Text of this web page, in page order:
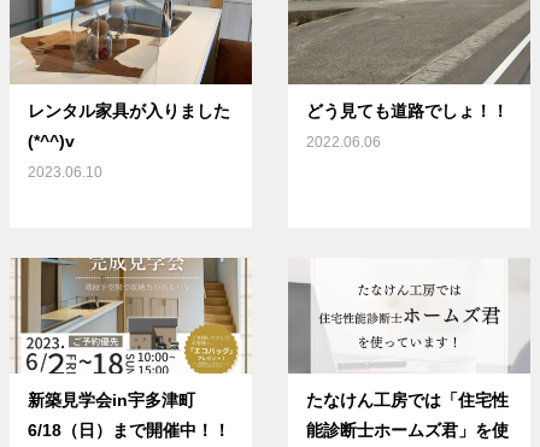
レンタル家具が入りました
(*^^)v
2023.06.10
どう見ても道路でしょ！！
2022.06.06
新築見学会in宇多津町
6/18（日）まで開催中！！
たなけん工房では「住宅性
能診断士ホームズ君」を使